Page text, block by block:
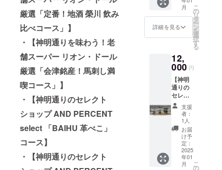
厳選「定番！地酒 榮川 飲み
比べコース」】
・
【神明通りを味わう！老
舗スーパー リオン・ドール
厳選「会津銘産！馬刺し満
喫コース」】
・【神明通りのセレクト
ショップ AND PERCENT
select 「BAIHU 革べこ」
コース】
・【神明通りのセレクト
支援頂
いた方
のお名
前
掲載し
ます（※
リー
ブック
は郵送
しま
す） ●
ストー
リー
ブック
につい
て ・掲
載期
して、
公式
webサ
イトに
名前
（ニッ
クネー
ム）を
掲載し
ます。
・プロ
ジェク
ト立ち
上げか
らの関
係者の
熱い想
いと施
設紹介
スペー
ス 3回
チケッ
ト（1日
利用×3
を提供
します
（施設
のオー
プン前
に送付
しま
す）。※
有効期
限：
2025年
3月末ま
で ・開
業サ
ポー
月
詳細を見る
こ
の
リ
タ
ー
ン
を
選
択
す
る
12,
000 円
【神明
通りの
セレク
ト
ショッ
プ AND
PERCE
select
「個性
的なデ
ザイン
支援
者：
1人
お届
け予
定：
2025
年01
月
こ
の